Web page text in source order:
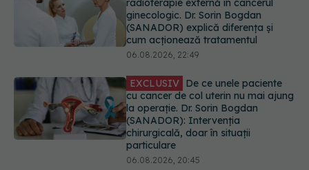
EXCLUSIV De ce unele paciente
cu cancer de col uterin nu mai ajung
la operație. Dr. Sorin Bogdan
(SANADOR): Intervenția
chirurgicală, doar în situații
06.08.2026, 20:45
Alertă în Europa după un nou caz
de hantavirus Anzi, singura tulpină
care se transmite de la om la om
06.08.2026, 20:06